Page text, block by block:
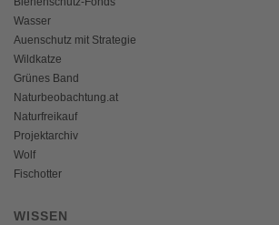
Wasser
Auenschutz mit Strategie
Wildkatze
Grünes Band
Naturbeobachtung.at
Naturfreikauf
Projektarchiv
Wolf
Fischotter
WISSEN